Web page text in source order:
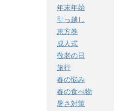
年末年始
引っ越し
恵方巻
成人式
敬老の日
旅行
春の悩み
春の食べ物
暑さ対策